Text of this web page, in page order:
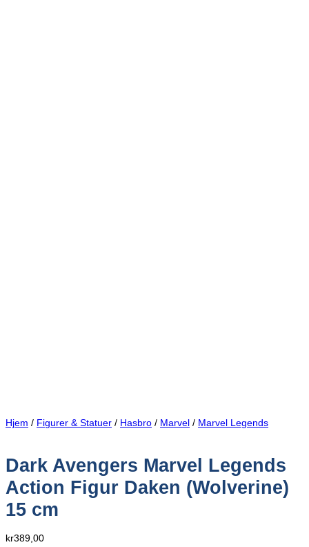
Hjem / Figurer & Statuer / Hasbro / Marvel / Marvel Legends
Dark Avengers Marvel Legends
Action Figur Daken (Wolverine)
15 cm
kr389,00